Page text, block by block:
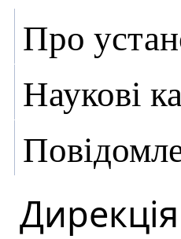
Про
Наукові
Дирекція